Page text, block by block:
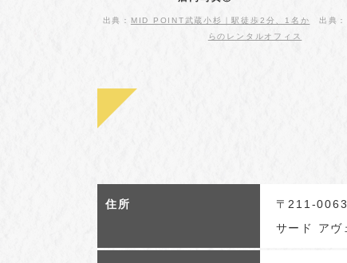
出典：
MID POINT武蔵小杉｜駅徒歩2分、1名か
らのレンタルオフィス
出典：
住所
〒211-
サード アヴ